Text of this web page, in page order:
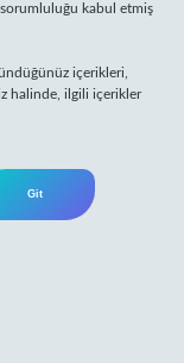
kabul etmiş
içerikleri,
halinde, ilgili içerikler